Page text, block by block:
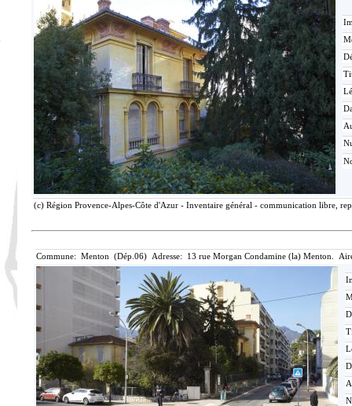
(c) Région Provence-Alpes-Côte d'Azur - Inventaire général - communication libre,
Commune: Menton (Dép.06) Adresse: 13 rue Morgan Condamine (la) Menton.